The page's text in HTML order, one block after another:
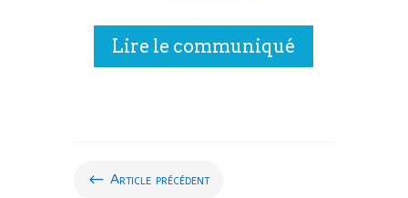
Lire le communiqué
# Article précédent